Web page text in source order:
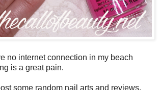
no internet connection in my beach
is a great pain.
some random nail arts and reviews,